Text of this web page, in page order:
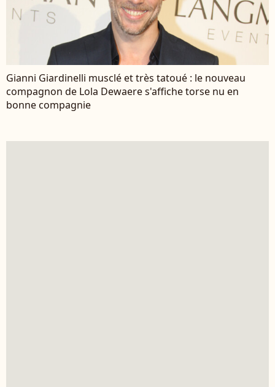
Gianni Giardinelli musclé et très tatoué : le nouveau
compagnon de Lola Dewaere s'affiche torse nu en
bonne compagnie